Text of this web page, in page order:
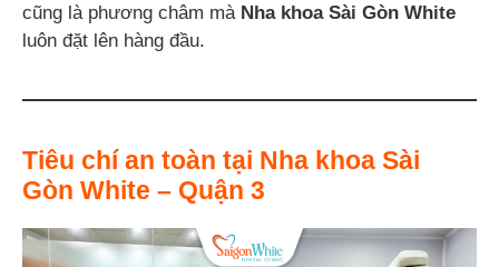
cũng là phương châm mà Nha khoa Sài Gòn White
luôn đặt lên hàng đầu.
Tiêu chí an toàn tại Nha khoa Sài
Gòn White – Quận 3